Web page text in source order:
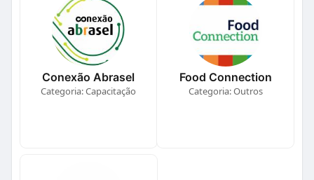
Conexão Abrasel
Categoria: Capacitação
Food Connection
Categoria: Outros